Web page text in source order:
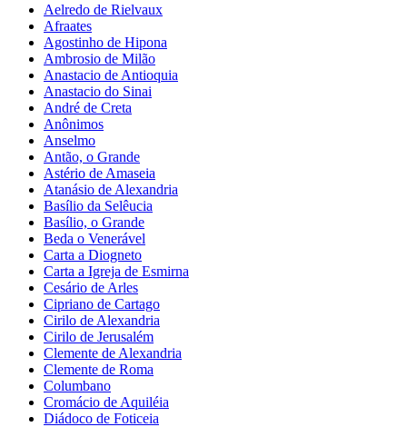
Aelredo de Rielvaux
Afraates
Agostinho de Hipona
Ambrosio de Milão
Anastacio de Antioquia
Anastacio do Sinai
André de Creta
Anônimos
Anselmo
Antão, o Grande
Astério de Amaseia
Atanásio de Alexandria
Basílio da Selêucia
Basílio, o Grande
Beda o Venerável
Carta a Diogneto
Carta a Igreja de Esmirna
Cesário de Arles
Cipriano de Cartago
Cirilo de Alexandria
Cirilo de Jerusalém
Clemente de Alexandria
Clemente de Roma
Columbano
Cromácio de Aquiléia
Diádoco de Foticeia